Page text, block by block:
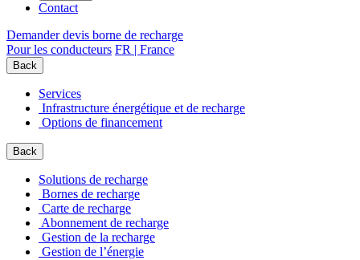
Contact
Demander devis borne de recharge
Pour les conducteurs FR | France
Back
Services
Infrastructure énergétique et de recharge
Options de financement
Back
Solutions de recharge
Bornes de recharge
Carte de recharge
Abonnement de recharge
Gestion de la recharge
Gestion de l’énergie